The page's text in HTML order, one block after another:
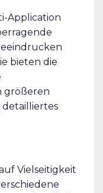
Application
bieten die
größeren
detailliertes
Vielseitigkeit